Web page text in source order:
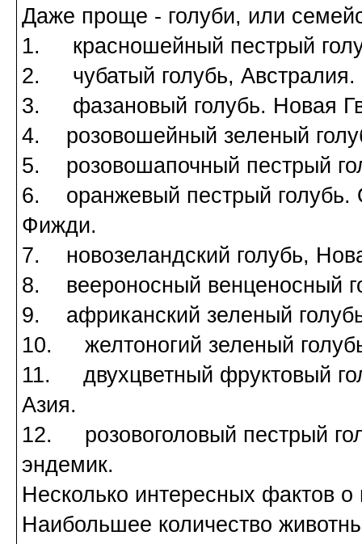
Даже проще - голуби, или
1. красношейный пестрый
2. чубатый голубь, Австралия.
3. фазановый голубь. Новая
4. розовошейный зеленый
5. розовошапочный пестрый
6. оранжевый пестрый голубь.
Фижди.
7. новозеландский голубь,
8. веероносный венценосный
9. африканский зеленый
10. желтоногий зеленый
11. двухцветный фруктовый
Азия.
12. розовоголовый пестрый
эндемик.
Несколько интересных фактов о
Наибольшее количество